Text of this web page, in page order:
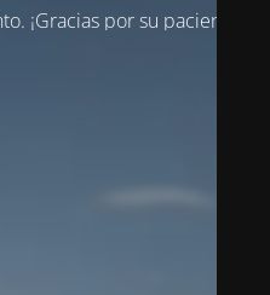
¡Gracias por su paciencia!